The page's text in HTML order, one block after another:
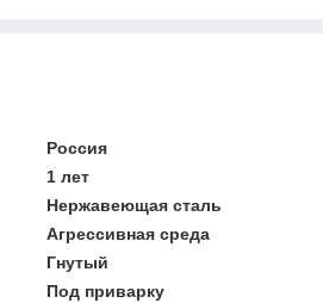
Россия
1 лет
Нержавеющая сталь
Агрессивная среда
Гнутый
Под приварку